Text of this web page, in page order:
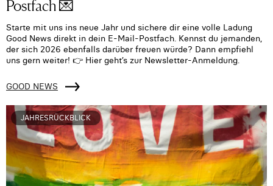
Postfach 💌
Starte mit uns ins neue Jahr und sichere dir eine volle Ladung
Good News direkt in dein E-Mail-Postfach. Kennst du jemanden,
der sich 2026 ebenfalls darüber freuen würde? Dann empfiehl
uns gern weiter! 👉 Hier geht’s zur Newsletter-Anmeldung.
GOOD NEWS
JAHRESRÜCKBLICK